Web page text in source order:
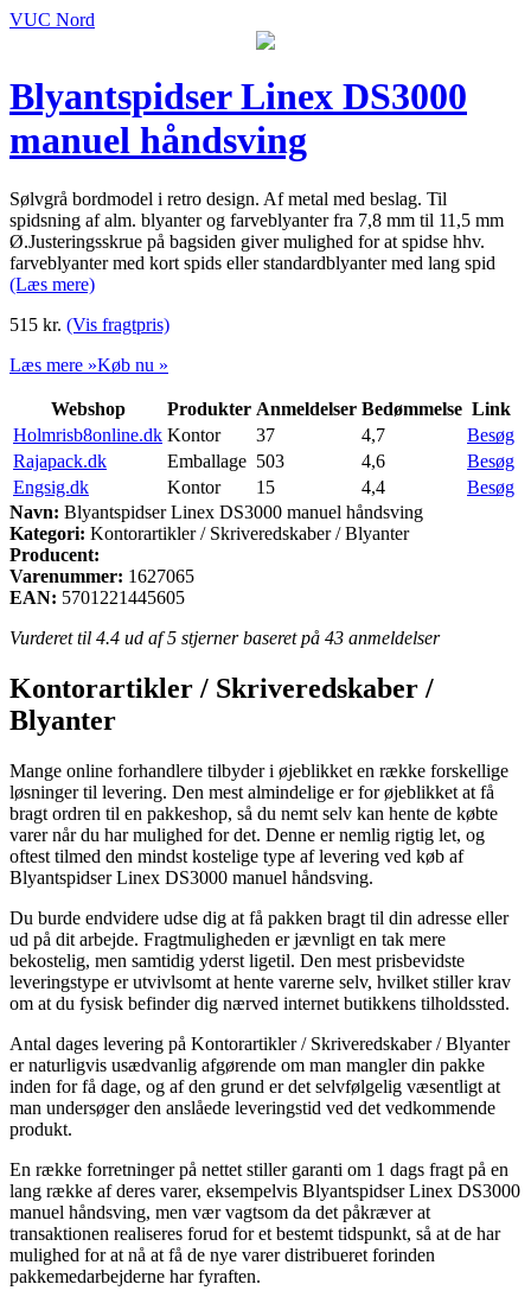
VUC Nord
Blyantspidser Linex DS3000
manuel håndsving
Sølvgrå bordmodel i retro design. Af metal med beslag. Til
spidsning af alm. blyanter og farveblyanter fra 7,8 mm til 11,5 mm
Ø.Justeringsskrue på bagsiden giver mulighed for at spidse hhv.
farveblyanter med kort spids eller standardblyanter med lang spid
(Læs mere)
515 kr. (Vis fragtpris)
Læs mere »Køb nu »
Webshop Produkter Anmeldelser Bedømmelse Link
Holmrisb8online.dk Kontor 37 4,7
Besøg
Rajapack.dk
Emballage 503 4,6
Besøg
Engsig.dk
Kontor 15 4,4
Besøg
Navn: Blyantspidser Linex DS3000 manuel håndsving
Kategori: Kontorartikler / Skriveredskaber / Blyanter
Producent:
Varenummer: 1627065
EAN: 5701221445605
Vurderet til 4.4 ud af 5 stjerner baseret på 43 anmeldelser
Kontorartikler / Skriveredskaber /
Blyanter
Mange online forhandlere tilbyder i øjeblikket en række forskellige
løsninger til levering. Den mest almindelige er for øjeblikket at få
bragt ordren til en pakkeshop, så du nemt selv kan hente de købte
varer når du har mulighed for det. Denne er nemlig rigtig let, og
oftest tilmed den mindst kostelige type af levering ved køb af
Blyantspidser Linex DS3000 manuel håndsving.
Du burde endvidere udse dig at få pakken bragt til din adresse eller
ud på dit arbejde. Fragtmuligheden er jævnligt en tak mere
bekostelig, men samtidig yderst ligetil. Den mest prisbevidste
leveringstype er utvivlsomt at hente varerne selv, hvilket stiller krav
om at du fysisk befinder dig nærved internet butikkens tilholdssted.
Antal dages levering på Kontorartikler / Skriveredskaber / Blyanter
er naturligvis usædvanlig afgørende om man mangler din pakke
inden for få dage, og af den grund er det selvfølgelig væsentligt at
man undersøger den anslåede leveringstid ved det vedkommende
produkt.
En række forretninger på nettet stiller garanti om 1 dags fragt på en
lang række af deres varer, eksempelvis Blyantspidser Linex DS3000
manuel håndsving, men vær vagtsom da det påkræver at
transaktionen realiseres forud for et bestemt tidspunkt, så at de har
mulighed for at nå at få de nye varer distribueret forinden
pakkemedarbejderne har fyraften.